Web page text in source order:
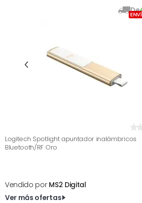
De
Logitech Spotlight apuntador inalámbricos
Bluetooth/RF Oro
Vendido por MS2 Digital
Ver más ofertas